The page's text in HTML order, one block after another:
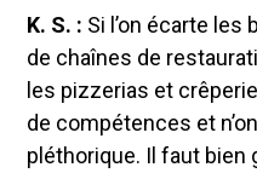
K. S. : Si l’on écarte les
de chaînes de
les pizzerias et
de compétences et
pléthorique. Il faut bien